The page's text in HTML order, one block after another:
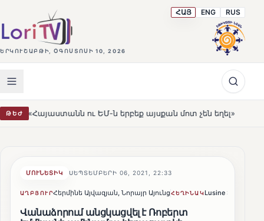
ԵՐԿՈՒՇԱԲԹԻ, ՕԳՈՍՏՈՍԻ 10, 2026
ՀԱՅ ENG RUS
ԹԵԺԵՄ-ն երբեք այսքան մոտ չեն եղել» HOT Լեռնահովիտի
ՄՈՒՆԵՏԻԿ ՍԵՊՏԵՄԲԵՐԻ 06, 2021, 22:33
ԱՂԲՅՈՒՐՀերմինե Այվազյան, Նորայր ԱյունցՀԵՂԻՆԱԿLusine Sargsyan
Վանաձորում անցկացվել է Ռոբերտ